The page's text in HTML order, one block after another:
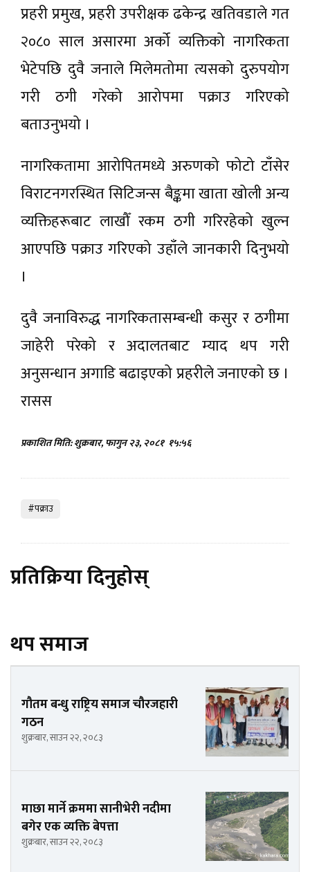
प्रहरी प्रमुख, प्रहरी उपरीक्षक ढकेन्द्र खतिवडाले गत
२०८० साल असारमा अर्को व्यक्तिको नागरिकता
भेटेपछि दुवै जनाले मिलेमतोमा त्यसको दुरुपयोग
गरी ठगी गरेको आरोपमा पक्राउ गरिएको
बताउनुभयो ।
नागरिकतामा आरोपितमध्ये अरुणको फोटो टाँसेर
विराटनगरस्थित सिटिजन्स बैङ्कमा खाता खोली अन्य
व्यक्तिहरूबाट लाखौँ रकम ठगी गरिरहेको खुल्न
आएपछि पक्राउ गरिएको उहाँले जानकारी दिनुभयो
।
दुवै जनाविरुद्ध नागरिकतासम्बन्धी कसुर र ठगीमा
जाहेरी परेको र अदालतबाट म्याद थप गरी
अनुसन्धान अगाडि बढाइएको प्रहरीले जनाएको छ ।
रासस
प्रकाशित मिति: शुक्रबार, फागुन २३, २०८१ १५:५६
#पक्राउ
प्रतिक्रिया दिनुहोस्
थप समाज
गौतम बन्धु राष्ट्रिय समाज चौरजहारी
गठन
शुक्रबार, साउन २२, २०८३
माछा मार्ने क्रममा सानीभेरी नदीमा
बगेर एक व्यक्ति बेपत्ता
शुक्रबार, साउन २२, २०८३